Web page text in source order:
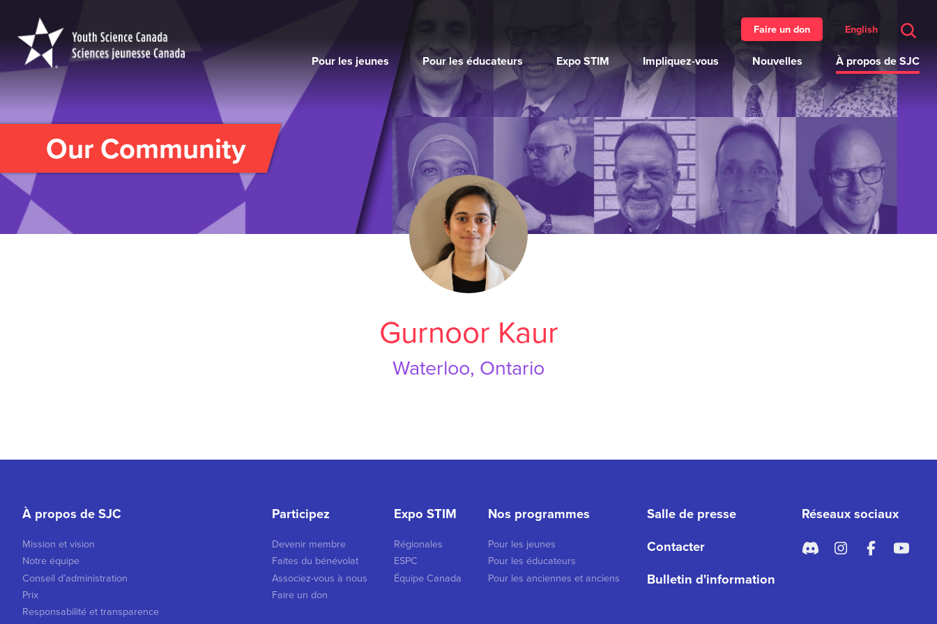
Youth
Science
Canada
Faire un don English
Pour les jeunes Pour les éducateurs Expo STIM Impliquez-vous Nouvelles À propos de SJC
Our Community
Gurnoor Kaur
Waterloo, Ontario
À propos de SJC
Mission et vision
Notre équipe
Conseil d’administration
Prix
Responsabilité et transparence
Participez
Devenir membre
Faites du bénévolat
Associez-vous à nous
Faire un don
Expo STIM
Régionales
ESPC
Équipe Canada
Nos programmes
Pour les jeunes
Pour les éducateurs
Pour les anciennes et anciens
Salle de presse
Contacter
Bulletin d'information
Réseaux sociaux